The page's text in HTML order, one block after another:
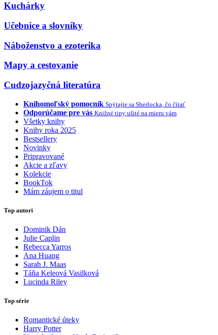
Kuchárky
Učebnice a slovníky
Náboženstvo a ezoterika
Mapy a cestovanie
Cudzojazyčná literatúra
Knihomoľský pomocník Spýtajte sa Sherlocka, čo čítať
Odporúčame pre vás Knižné tipy ušité na mieru vám
Všetky knihy
Knihy roka 2025
Bestsellery
Novinky
Pripravované
Akcie a zľavy
Kolekcie
BookTok
Mám záujem o titul
Top autori
Dominik Dán
Julie Caplin
Rebecca Yarros
Ana Huang
Sarah J. Maas
Táňa Keleová Vasilková
Lucinda Riley
Top série
Romantické úteky
Harry Potter